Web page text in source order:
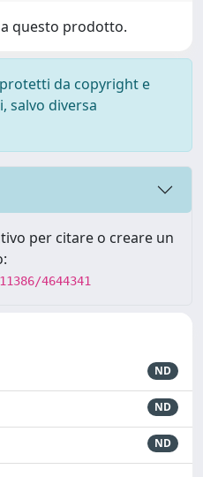
questo prodotto.
da copyright e
salvo diversa
per citare o creare un
4644341
ND
ND
ND